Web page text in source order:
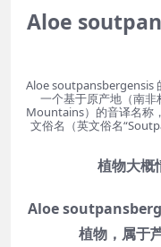
Aloe
Aloe soutpansbergensis
一个基于原产地（南
Mountains）的音译名称
文俗名（英文俗名
植物大
Aloe
植物，属于